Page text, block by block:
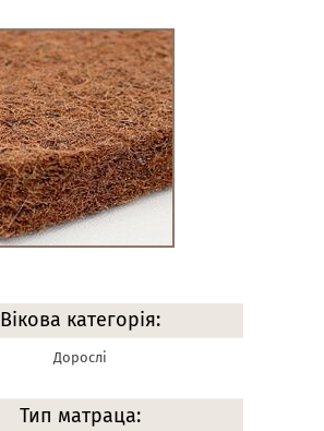
Вікова категорія:
Дорослі
Тип матраца: